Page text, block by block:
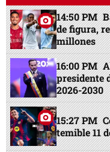
14:50 PM
de figura,
millones
16:00 PM
presidente
2026-2030
15:27 PM
temible 11